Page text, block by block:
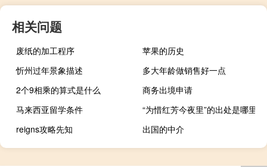
相关问题
废纸的加工程序
苹果的历史
忻州过年景象描述
多大年龄做销售好一点
2个9相乘的算式是什么
商务出境申请
马来西亚留学条件
“为惜红芳今夜里”的出处是哪里
reigns攻略先知
出国的中介